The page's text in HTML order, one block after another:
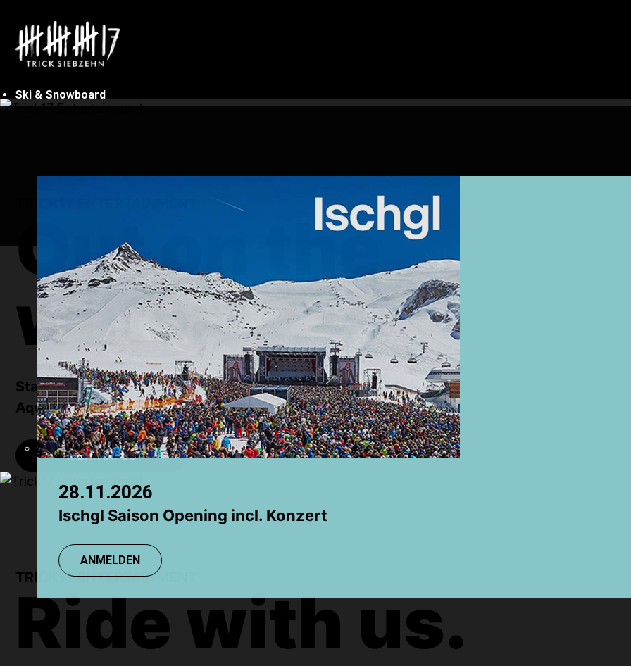
Ski & Snowboard
Tagesfahrten
Ischgl
Montafon
Sölden
Chamonix
Grindelwald
Weekendtrips
Ischgl: Closing 4 Tagestour
Ski & Snowboardservice
Infos Service
Service buchen
28.11.2026
Ischgl Saison Opening incl. Konzert
ANMELDEN
TR: Einsteigerkurs
ANMELDEN
Out on the
water.
Stand Up Paddling & Kanu, Events,
Aquapark und Beachbar.
MEHR INFOS
TRICK17 ENTERTAINMENT
Ride with us.